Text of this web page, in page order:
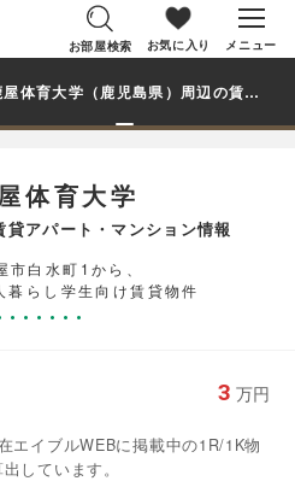
お部屋検索 お気に入り メニュー
【エイブル進学応援部】国立鹿屋体育大学（鹿児島県）周辺の賃貸を探す｜学生・大学生の一人暮らし向け賃貸マンション・アパート
体育大学
アパート・マンション情報
市白水町1から、
らし学生向け賃貸物件
3 万円
エイブルWEBに掲載中の1R/1K物
しています。